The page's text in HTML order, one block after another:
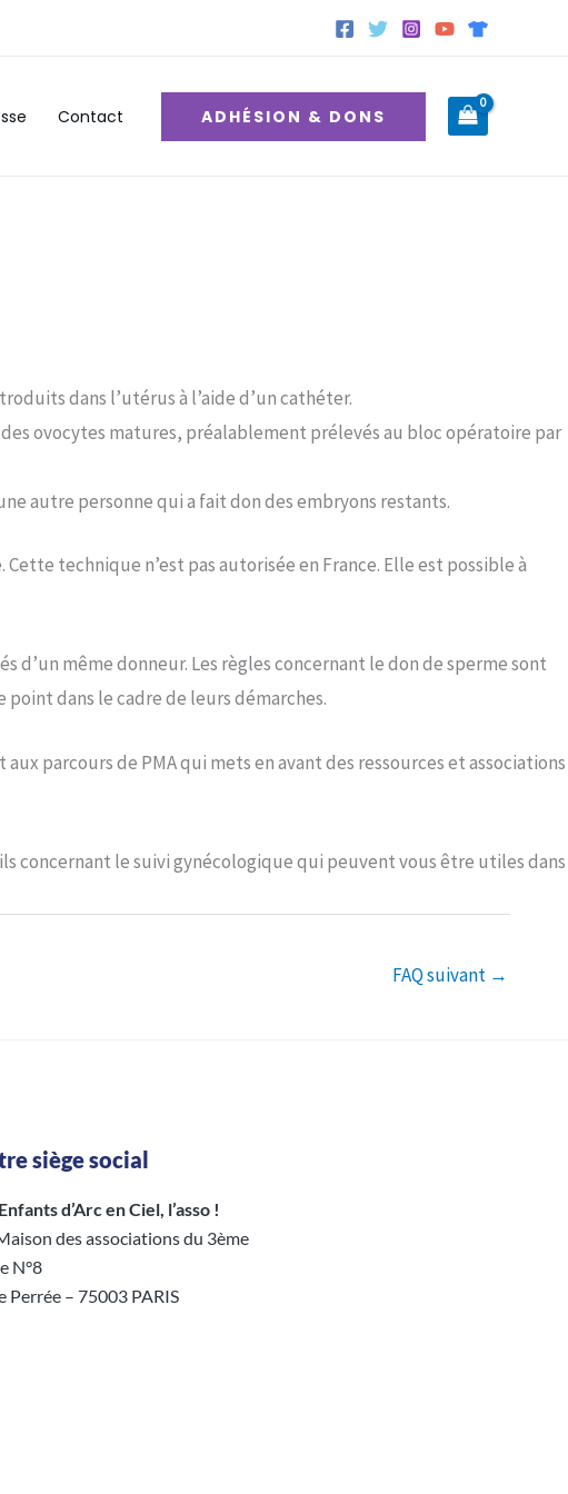
Contact ADHÉSION & DONS
dans l’utérus à l’aide d’un cathéter.
ovocytes matures, préalablement prélevés au bloc opératoire par
autre personne qui a fait don des embryons restants.
technique n’est pas autorisée en France. Elle est possible à
même donneur. Les règles concernant le don de sperme sont
point dans le cadre de leurs démarches.
parcours de PMA qui mets en avant des ressources et associations
concernant le suivi gynécologique qui peuvent vous être utiles dans
FAQ suivant →
siège social
d’Arc en Ciel, l’asso !
des associations du 3ème
N°8
Perrée – 75003 PARIS